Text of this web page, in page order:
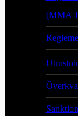
(MMA-
Sanktion